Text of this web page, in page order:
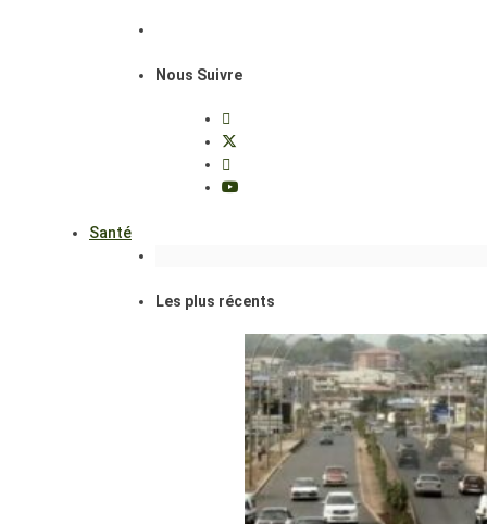
Nous Suivre
Santé
Les plus récents